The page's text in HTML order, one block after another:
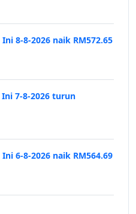
8-8-2026 naik RM572.65
7-8-2026 turun
6-8-2026 naik RM564.69